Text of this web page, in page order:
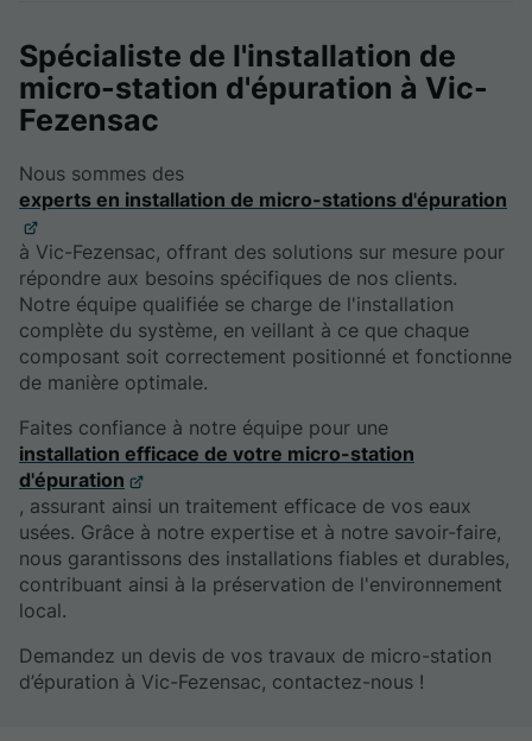
Spécialiste de l'installation de
micro-station d'épuration à Vic-
Fezensac
Nous sommes des
experts en installation de micro-stations d'épuration
à Vic-Fezensac, offrant des solutions sur mesure pour
répondre aux besoins spécifiques de nos clients.
Notre équipe qualifiée se charge de l'installation
complète du système, en veillant à ce que chaque
composant soit correctement positionné et fonctionne
de manière optimale.
Faites confiance à notre équipe pour une
installation efficace de votre micro-station
d'épuration
, assurant ainsi un traitement efficace de vos eaux
usées. Grâce à notre expertise et à notre savoir-faire,
nous garantissons des installations fiables et durables,
contribuant ainsi à la préservation de l'environnement
local.
Demandez un devis de vos travaux de micro-station
d’épuration à Vic-Fezensac, contactez-nous !